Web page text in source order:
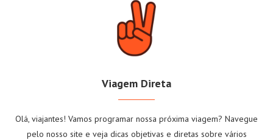
Viagem Direta
Olá, viajantes! Vamos programar nossa próxima viagem? Navegue
pelo nosso site e veja dicas objetivas e diretas sobre vários